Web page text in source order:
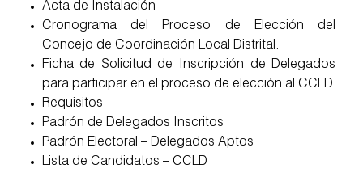
Acta de Instalación
Cronograma del Proceso de Elección del
Concejo de Coordinación Local Distrital.
Ficha de Solicitud de Inscripción de Delegados
para participar en el proceso de elección al CCLD
Requisitos
Padrón de Delegados Inscritos
Padrón Electoral – Delegados Aptos
Lista de Candidatos – CCLD